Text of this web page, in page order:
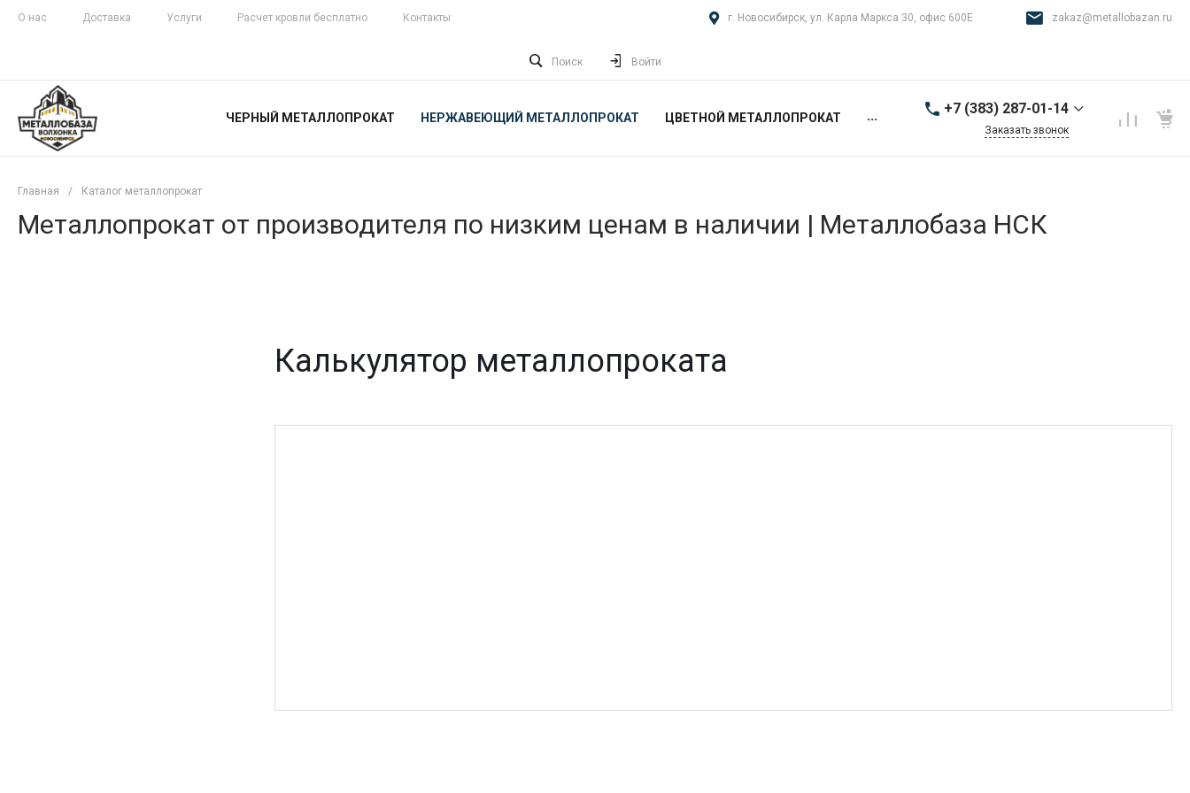
О нас Доставка Услуги Расчет кровли бесплатно Контакты г. Новосибирск, ул. Карла Маркса 30, офис 600Е zakaz@metallobazan.ru
Поиск Войти
ЧЕРНЫЙ МЕТАЛЛОПРОКАТ НЕРЖАВЕЮЩИЙ МЕТАЛЛОПРОКАТ ЦВЕТНОЙ МЕТАЛЛОПРОКАТ ... +7 (383) 287-01-14
9:00-18:00 пн-пт
Заказать звонок
Главная / Каталог металлопрокат
Металлопрокат от производителя по низким ценам в наличии | Металлобаза НСК
Калькулятор металлопроката